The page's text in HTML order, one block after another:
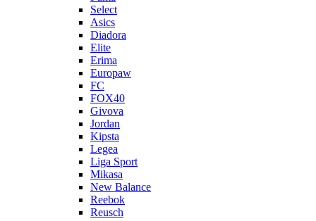
Select
Asics
Diadora
Elite
Erima
Europaw
FC
FOX40
Givova
Jordan
Kipsta
Legea
Liga Sport
Mikasa
New Balance
Reebok
Reusch